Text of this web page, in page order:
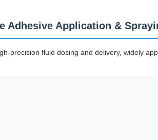
Adhesive Application &
precision fluid dosing and delivery, widely